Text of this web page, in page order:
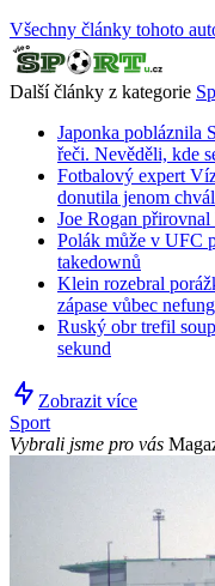
Všechny články tohoto
Další články z kategorie
Japonka pobláznila
řeči. Nevěděli, kde
Fotbalový expert
donutila jenom
Joe Rogan
Polák může v UFC
takedownů
Klein rozebral
zápase vůbec
Ruský obr trefil
sekund
Zobrazit více
Sport
Vybrali jsme pro vás